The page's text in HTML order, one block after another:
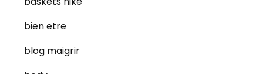
bien etre
blog maigrir